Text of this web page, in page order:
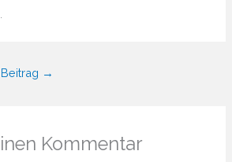
→
Kommentar